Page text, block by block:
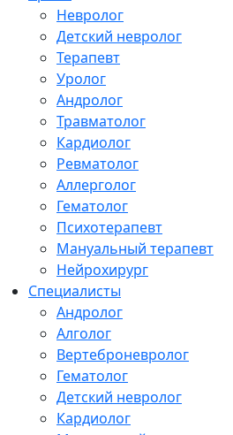
Невролог
Детский невролог
Терапевт
Уролог
Андролог
Травматолог
Кардиолог
Ревматолог
Аллерголог
Гематолог
Психотерапевт
Мануальный терапевт
Нейрохирург
Специалисты
Андролог
Алголог
Вертеброневролог
Гематолог
Детский невролог
Кардиолог